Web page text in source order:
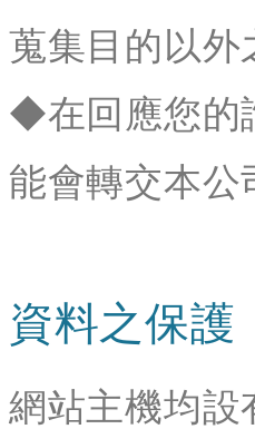
蒐集目的以外
◆在回應您的
能會轉交本公
資料之保護
網站主機均設